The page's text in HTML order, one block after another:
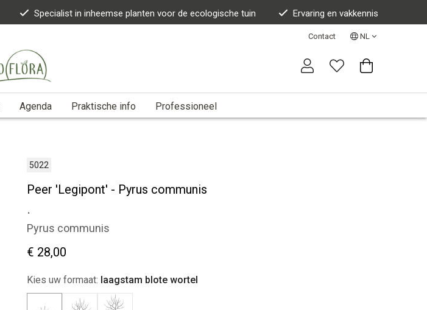
Specialist in inheemse planten voor de ecologische tuin Ervaring en vakkennis
Contact NL
Agenda Praktische info Professioneel
5022
Peer 'Legipont' - Pyrus communis
.
Pyrus communis
€ 28,00
Kies uw formaat: laagstam blote wortel